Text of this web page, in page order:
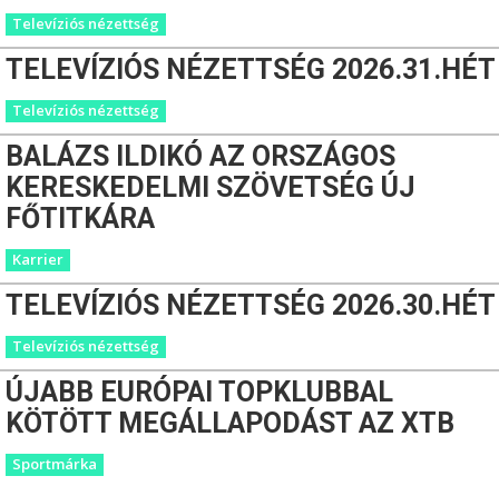
Televíziós nézettség
TELEVÍZIÓS NÉZETTSÉG 2026.31.HÉT
Televíziós nézettség
BALÁZS ILDIKÓ AZ ORSZÁGOS
KERESKEDELMI SZÖVETSÉG ÚJ
FŐTITKÁRA
Karrier
TELEVÍZIÓS NÉZETTSÉG 2026.30.HÉT
Televíziós nézettség
ÚJABB EURÓPAI TOPKLUBBAL
KÖTÖTT MEGÁLLAPODÁST AZ XTB
Sportmárka